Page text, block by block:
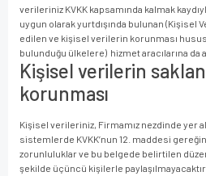
verileriniz KVKK kapsamında kalmak
uygun olarak yurtdışında bulunan (Kişisel
edilen ve kişisel verilerin korunması
bulunduğu ülkelere) hizmet aracılarına da
Kişisel verilerin
korunması
Kişisel verileriniz, Firmamız nezdinde yer
sistemlerde KVKK’nun 12. maddesi
zorunluluklar ve bu belgede belirtilen
şekilde üçüncü kişilerle